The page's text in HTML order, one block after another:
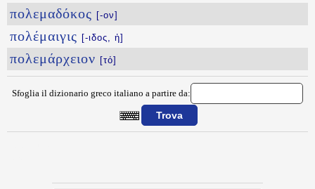
πολεμαδόκος [-ον]
πολέμαιγις [-ιδος, ἡ]
πολεμάρχειον [τό]
Sfoglia il dizionario greco italiano a partire da: